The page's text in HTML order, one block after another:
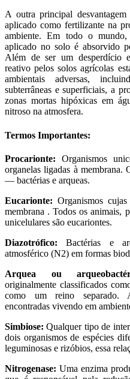
A outra principal
aplicado como fertilizante na
ambiente. Em todo o
aplicado no solo é absorvido
Além de ser um desperdício
reativo pelos solos agrícolas
ambientais adversas,
subterrâneas e superficiais, a
zonas mortas hipóxicas em
nitroso na atmosfera.
Termos Importantes:
Procarionte:
Organismos
organelas ligadas à membrana.
— bactérias e arqueas.
Eucarionte: Organismos
membrana . Todos os animais,
unicelulares são eucariontes.
Diazotrófico: Bactérias e
atmosférico (N2) em formas
Arquea ou
originalmente classificados
como um reino separado.
encontradas vivendo em
Simbiose: Qualquer tipo de
dois organismos de espécies
leguminosas e rizóbios, essa
Nitrogenase: Uma enzima